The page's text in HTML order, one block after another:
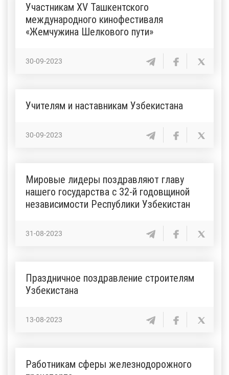
Участникам XV Ташкентского
международного кинофестиваля
«Жемчужина Шелкового пути»
30-09-2023
Учителям и наставникам Узбекистана
30-09-2023
Мировые лидеры поздравляют главу
нашего государства с 32-й годовщиной
независимости Республики Узбекистан
31-08-2023
Праздничное поздравление строителям
Узбекистана
13-08-2023
Работникам сферы железнодорожного